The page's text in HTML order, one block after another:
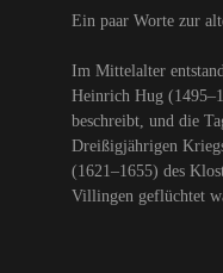
Ein paar Worte zur
Im Mittelalter
Heinrich Hug
beschreibt, und die
Dreißigjährigen
(1621–1655) des
Villingen geflüchtet